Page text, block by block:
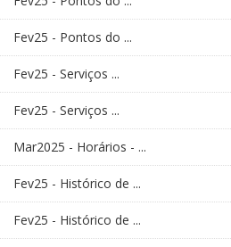
Fev25 - Pontos do ...
Fev25 - Serviços ...
Fev25 - Serviços ...
Mar2025 - Horários - ...
Fev25 - Histórico de ...
Fev25 - Histórico de ...